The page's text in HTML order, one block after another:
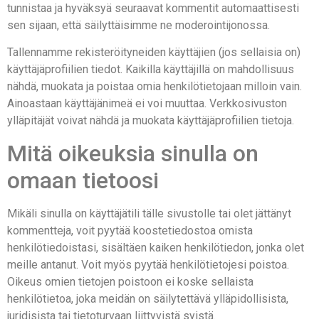
tunnistaa ja hyväksyä seuraavat kommentit automaattisesti
sen sijaan, että säilyttäisimme ne moderointijonossa.
Tallennamme rekisteröityneiden käyttäjien (jos sellaisia on)
käyttäjäprofiilien tiedot. Kaikilla käyttäjillä on mahdollisuus
nähdä, muokata ja poistaa omia henkilötietojaan milloin vain.
Ainoastaan käyttäjänimeä ei voi muuttaa. Verkkosivuston
ylläpitäjät voivat nähdä ja muokata käyttäjäprofiilien tietoja.
Mitä oikeuksia sinulla on
omaan tietoosi
Mikäli sinulla on käyttäjätili tälle sivustolle tai olet jättänyt
kommentteja, voit pyytää koostetiedostoa omista
henkilötiedoistasi, sisältäen kaiken henkilötiedon, jonka olet
meille antanut. Voit myös pyytää henkilötietojesi poistoa.
Oikeus omien tietojen poistoon ei koske sellaista
henkilötietoa, joka meidän on säilytettävä ylläpidollisista,
juridisista tai tietoturvaan liittyvistä syistä.